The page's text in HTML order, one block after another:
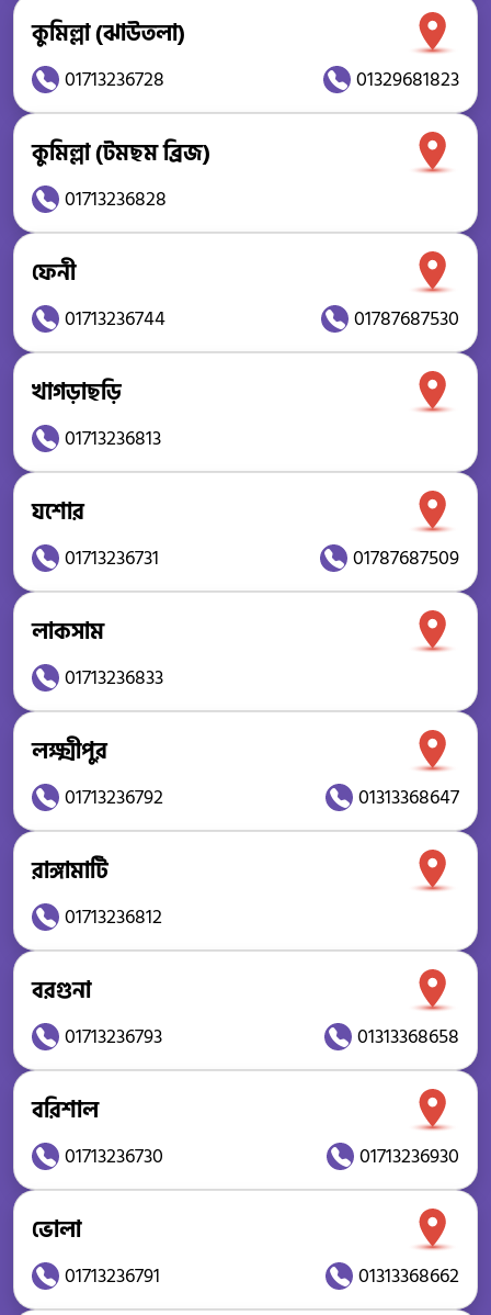
কুমিল্লা (ঝাউতলা)
01713236728 01329681823
কুমিল্লা (টমছম ব্রিজ)
01713236828
ফেনী
01713236744 01787687530
খাগড়াছড়ি
01713236813
যশোর
01713236731 01787687509
লাকসাম
01713236833
লক্ষ্মীপুর
01713236792 01313368647
রাঙ্গামাটি
01713236812
বরগুনা
01713236793 01313368658
বরিশাল
01713236730 01713236930
ভোলা
01713236791 01313368662